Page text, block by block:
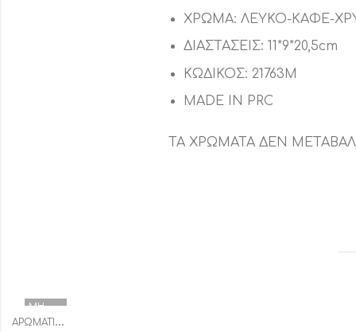
ΧΡΩΜΑ: ΛΕΥΚΟ-ΚΑΦΕ-
ΔΙΑΣΤΑΣΕΙΣ: 11*9*20,5cm
ΚΩΔΙΚΟΣ: 21763Μ
MADE IN PRC
ΤΑ ΧΡΩΜΑΤΑ ΔΕΝ
ΜΗ
ΔΙΑΘΈΣΙΜΟ
Α
ΡΩΜΑΤΙΚΆ DIFFUSER